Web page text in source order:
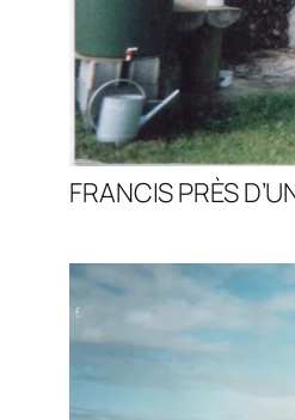
FRANCIS PRÈS